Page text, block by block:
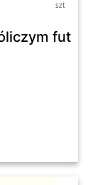
szt